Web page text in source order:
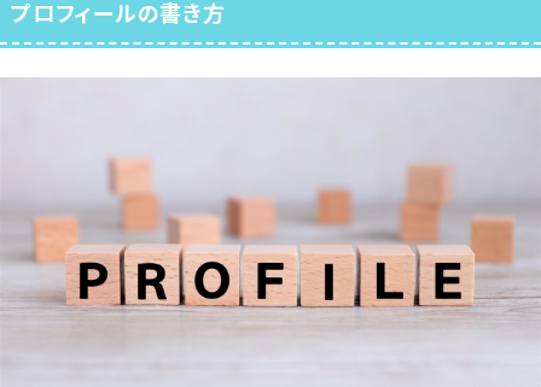
プロフィールの書き方